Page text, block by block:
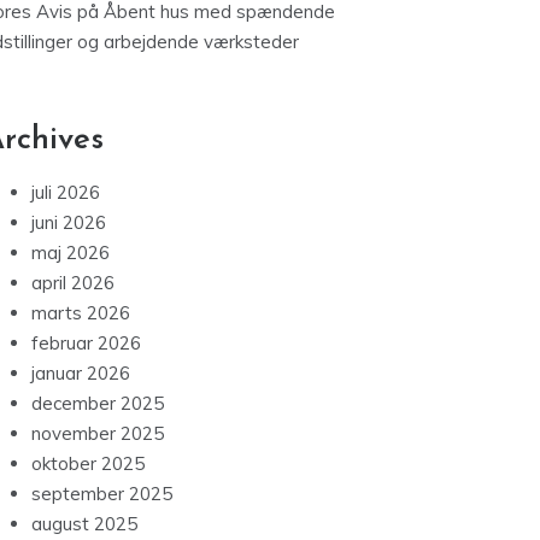
Avis på Åbent hus med spændende
og arbejdende værksteder
juli 2026
juni 2026
maj 2026
april 2026
marts 2026
februar 2026
januar 2026
december 2025
november 2025
oktober 2025
september 2025
august 2025